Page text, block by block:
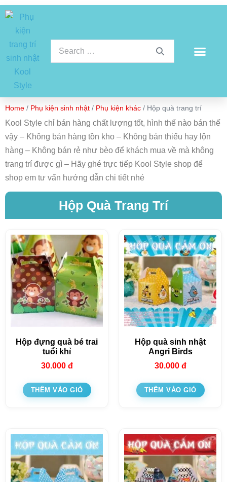
Home / Phụ kiện sinh nhật / Phụ kiện khác / Hộp quà trang trí
Kool Style chỉ bán hàng chất lượng tốt, hình thế nào bán thế
vậy – Không bán hàng tồn kho – Không bán thiếu hay lộn
hàng – Không bán rẻ như bèo để khách mua về mà không
trang trí được gì – Hãy ghé trực tiếp Kool Style shop để
shop em tư vấn hướng dẫn chi tiết nhé
Hộp Quà Trang Trí
Hộp đựng quà bé trai
tuổi khỉ
30.000 đ
THÊM VÀO GIỎ
Hộp quà sinh nhật
Angri Birds
30.000 đ
THÊM VÀO GIỎ